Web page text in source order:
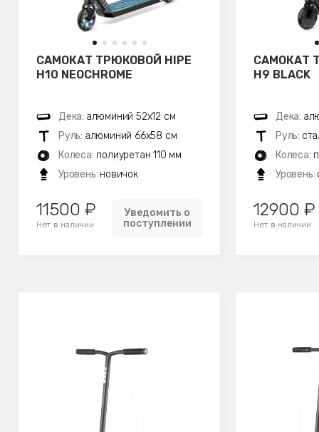
САМОКАТ ТРЮКОВОЙ HIPE
H10 NEOCHROME
Дека: алюминий 52х12 см
Руль: алюминий 66х58 см
Колеса: полиуретан 110 мм
Уровень: новичок
11500 ₽
Нет в наличии
Уведомить о
поступлении
САМОКАТ
H9 BLACK
Дека:
Руль:
Колеса:
Уровень:
12900 ₽
Нет в наличии